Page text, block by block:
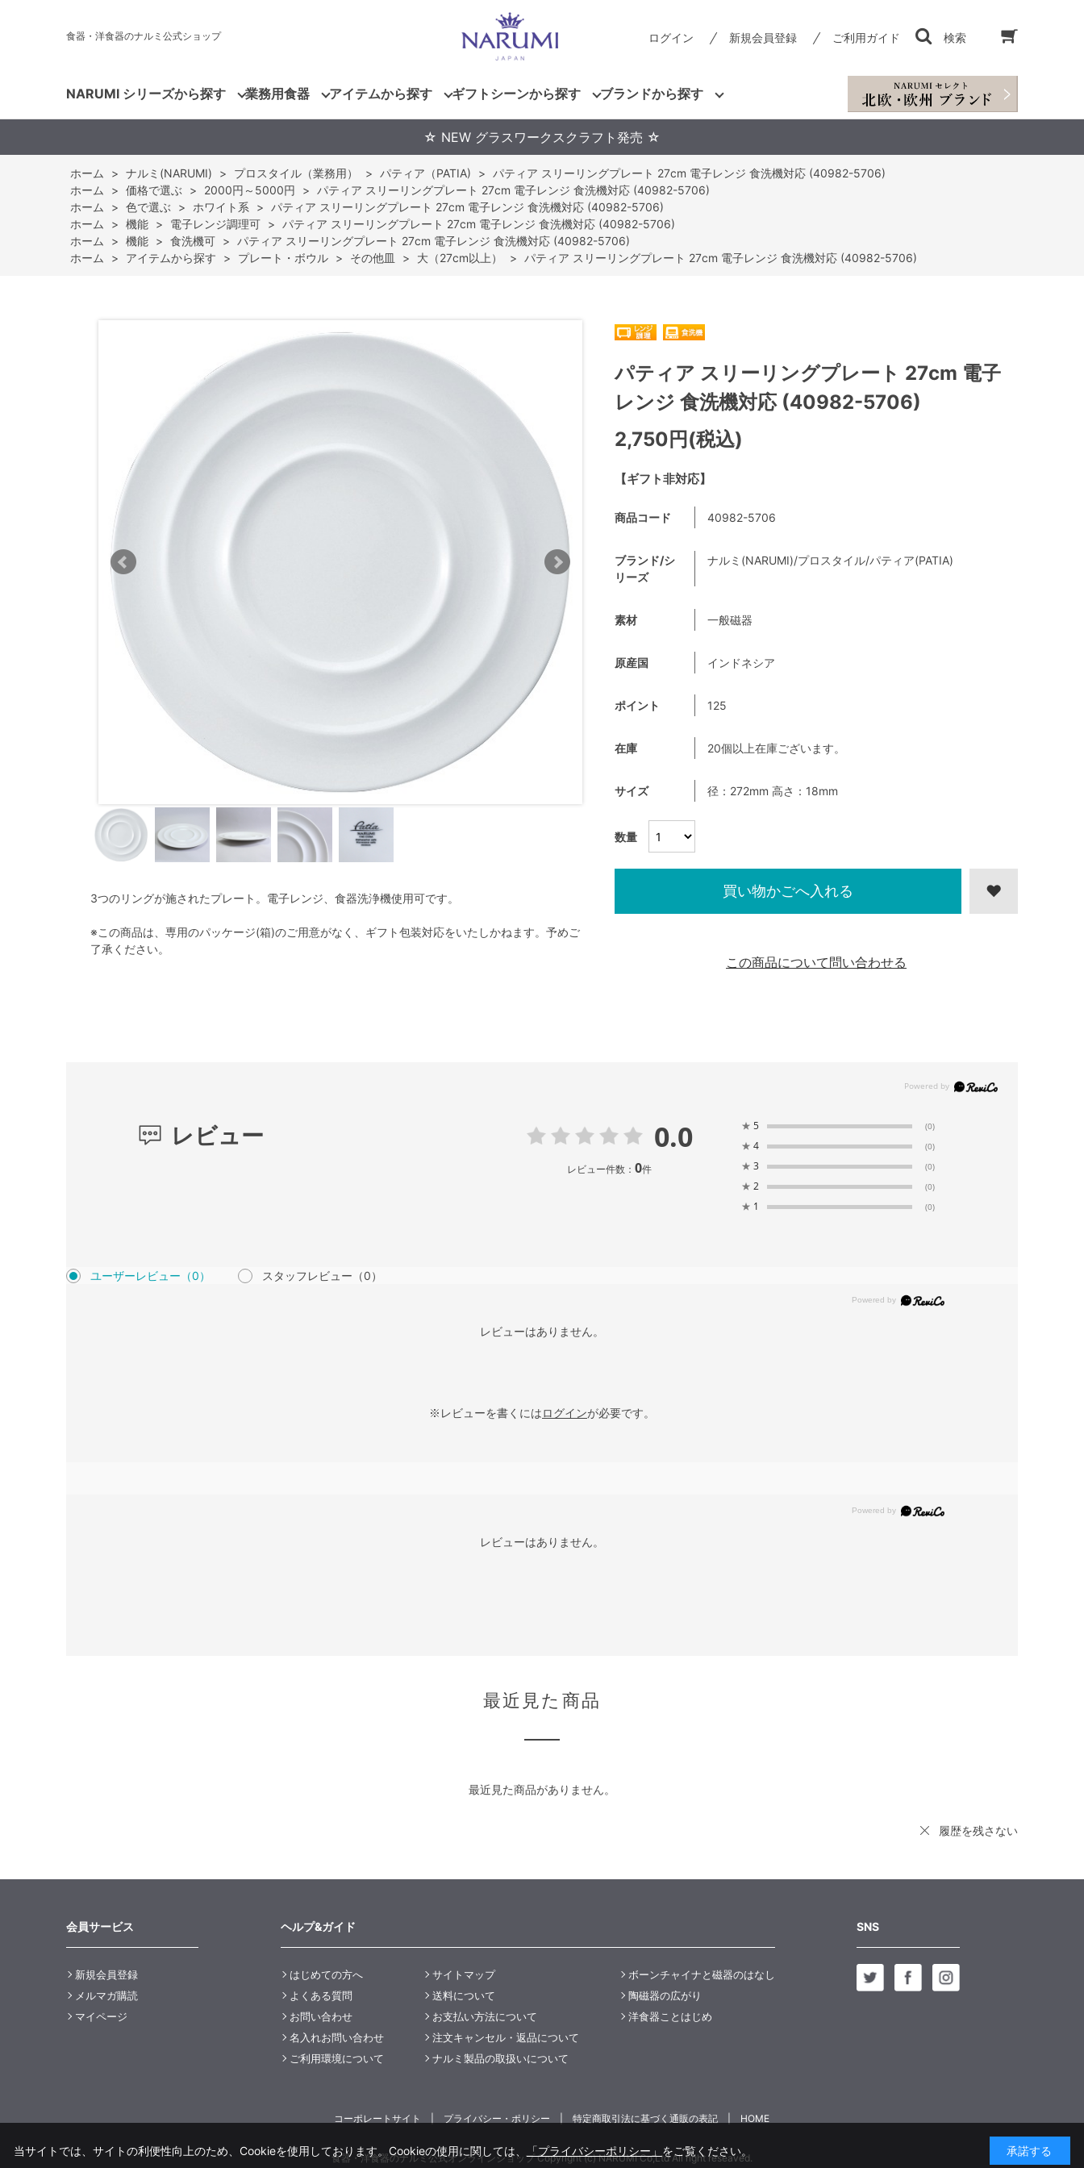
食器・洋食器のナルミ公式ショップ ログイン 新規会員登録 ご利用ガイド 検索
NARUMI シリーズから探す 業務用食器 アイテムから探す ギフトシーンから探す ブランドから探す
☆ NEW グラスワークスクラフト発売 ☆
ホーム > ナルミ(NARUMI) > プロスタイル（業務用） > パティア（PATIA) > パティア スリーリングプレート 27cm 電子レンジ 食洗機対応 (40982-5706)
ホーム
> 価格で選ぶ > 2000円～5000円 > パティア スリーリングプレート 27cm 電子レンジ 食洗機対応 (40982-5706)
ホーム
> 色で選ぶ > ホワイト系 > パティア スリーリングプレート 27cm 電子レンジ 食洗機対応 (40982-5706)
ホーム
> 機能 > 電子レンジ調理可 > パティア スリーリングプレート 27cm 電子レンジ 食洗機対応 (40982-5706)
ホーム
> 機能 > 食洗機可 > パティア スリーリングプレート 27cm 電子レンジ 食洗機対応 (40982-5706)
ホーム
> アイテムから探す > プレート・ボウル > その他皿 > 大（27cm以上） > パティア スリーリングプレート 27cm 電子レンジ 食洗機対応 (40982-5706)
3つのリングが施されたプレート。電子レンジ、食器洗浄機使用可です。
※この商品は、専用のパッケージ(箱)のご用意がなく、ギフト包装対応をいたしかねます。予めご
了承ください。
【ギフト非対応】
パティア スリーリングプレート 27cm 電子
レンジ 食洗機対応 (40982-5706)
2,750円(税込)
数量
商品コード 40982-5706
ブランド/シ
リーズ
ナルミ(NARUMI)/プロスタイル/パティア(PATIA)
素材 一般磁器
原産国 インドネシア
ポイント 125
在庫 20個以上在庫ございます。
サイズ 径：272mm 高さ：18mm
買い物かごへ入れる
この商品について問い合わせる
レビュー 0.0
レビュー件数： 0件
★ 5 (0)
★ 4 (0)
★ 3 (0)
★ 2 (0)
★ 1 (0)
ユーザーレビュー （0） スタッフレビュー （0）
レビューはありません。
※レビューを書くにはログインが必要です。
レビューはありません。
最近見た商品
最近見た商品がありません。
履歴を残さない
会員サービス
新規会員登録
メルマガ購読
マイページ
ヘルプ&ガイド
はじめての方へ
よくある質問
お問い合わせ
名入れお問い合わせ
ご利用環境について
サイトマップ
送料について
お支払い方法について
注文キャンセル・返品について
ナルミ製品の取扱いについて
ボーンチャイナと磁器のはなし
陶磁器の広がり
洋食器ことはじめ
SNS
コーポレートサイト プライバシー・ポリシー 特定商取引法に基づく通販の表記 HOME
食器・洋食器のナルミ公式オンラインショップ Copyright (c) NARUMI Co,Ltd All right reseaved.
当サイトでは、サイトの利便性向上のため、Cookieを使用しております。Cookieの使用に関しては、 「プライバシーポリシー」 をご覧ください。 承諾する